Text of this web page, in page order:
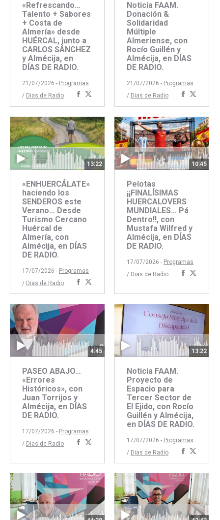
«Refrescando…
Talento + Sabores
+ Costa de
Almería» desde
HUÉRCAL, junto a
CARLOS SÁNCHEZ
y Almécija, en
DÍAS DE RADIO.
21/07/2026 - Programas
/ Dias de Radio
Compartir
con
Facebook
con
Twitter
Noticia FAAM.
Donación &
Solidaridad
Múltiple
Almeriense, con
Rocío Guillén y
Almécija, en DÍAS
DE RADIO.
21/07/2026 - Programas
/ Dias de Radio
Compartir
concon
13:22
«ENHUERCÁLATE»
haciendo los
SENDEROS este
Verano… Desde
Turismo Cercano
Huércal de
Almería, con
Almécija, en DÍAS
DE RADIO.
17/07/2026 - Programas
/ Dias de Radio
Compartir
con
Facebook
con
Twitter
10:45
Pelotas
¡¡FINALÍSIMAS
HUERCALOVERS
MUNDIALES… Pá
Dentro!!, con
Mustafa Wilfred y
Almécija, en DÍAS
DE RADIO.
17/07/2026 - Programas
/ Dias de Radio
Compartir
4:45
PASEO ABAJO…
«Errores
Históricos», con
Juan Torrijos y
Almécija, en DÍAS
DE RADIO.
17/07/2026 - Programas
/ Dias de Radio
Compartir
Facebook
Twitter
13:22
Noticia FAAM.
Proyecto de
Espacio para
Tercer Sector de
El Ejido, con Rocío
Guillén y Almécija,
en DÍAS DE RADIO.
17/07/2026 - Programas
/ Dias de Radio
Compartir
concon